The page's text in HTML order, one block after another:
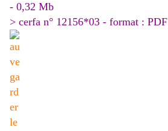
- 0,32 Mb
> cerfa n° 12156*03 - format : PDF